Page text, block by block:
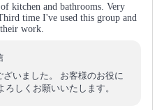
kitchen and bathrooms. Very
time I've used this group and
work.
いました。 お客様のお役に
しくお願いいたします。